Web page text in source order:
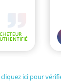
cliquez ici pour